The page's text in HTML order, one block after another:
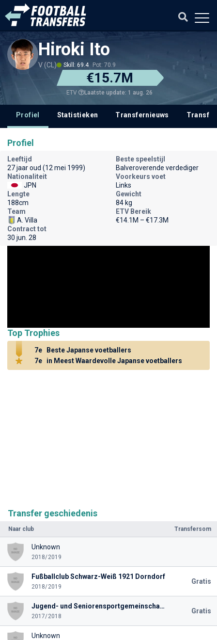
Hiroki Ito
V (CL) Skill: 69.4 Pot: 70.9
€15.7M
ETV Laatste update: 1 aug. 26
Profiel Statistieken Transfernieuws
Transfer geschiedenis
Naar club Transfersom
Unknown
2018/2019
Fußballclub Schwarz-Weiß 1921 Dorndorf
2018/2019
Gratis
Jugend- und Seniorensportgemeinschaft 2009 Aarbergen
2017/2018
Gratis
Unknown
Profiel
Leeftijd
27 jaar oud (12 mei 1999)
Beste speelstijl
Balveroverende verdediger
Nationaliteit
JPN
Voorkeurs voet
Links
Lengte
188cm
Gewicht
84 kg
Team
A. Villa
ETV Bereik
€14.1M – €17.3M
Contract tot
30 jun. 28
Top Trophies
7e
Beste Japanse voetballers
7e
in Meest Waardevolle Japanse voetballers